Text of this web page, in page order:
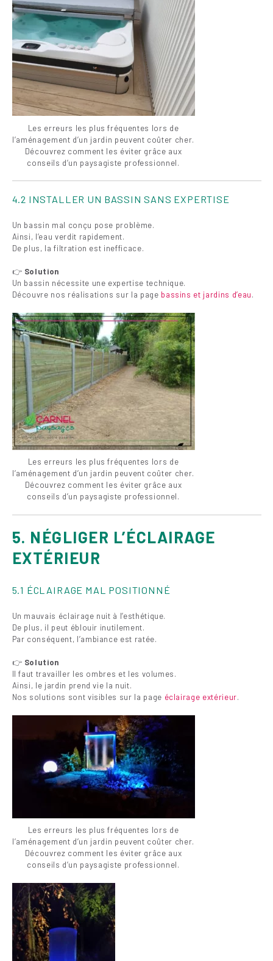
Les erreurs les plus fréquentes lors de
l’aménagement d’un jardin peuvent coûter cher.
Découvrez comment les éviter grâce aux
conseils d’un paysagiste professionnel.
4.2 INSTALLER UN BASSIN SANS EXPERTISE
Un bassin mal conçu pose problème.
Ainsi, l’eau verdit rapidement.
De plus, la filtration est inefficace.
👉 Solution
Un bassin nécessite une expertise technique.
Découvre nos réalisations sur la page bassins et jardins d’eau.
Les erreurs les plus fréquentes lors de
l’aménagement d’un jardin peuvent coûter cher.
Découvrez comment les éviter grâce aux
conseils d’un paysagiste professionnel.
5. NÉGLIGER L’ÉCLAIRAGE
EXTÉRIEUR
5.1 ÉCLAIRAGE MAL POSITIONNÉ
Un mauvais éclairage nuit à l’esthétique.
De plus, il peut éblouir inutilement.
Par conséquent, l’ambiance est ratée.
👉 Solution
Il faut travailler les ombres et les volumes.
Ainsi, le jardin prend vie la nuit.
Nos solutions sont visibles sur la page éclairage extérieur.
Les erreurs les plus fréquentes lors de
l’aménagement d’un jardin peuvent coûter cher.
Découvrez comment les éviter grâce aux
conseils d’un paysagiste professionnel.